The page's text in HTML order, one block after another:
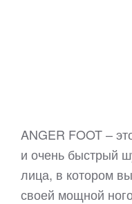
ANGER FOOT –
и очень быстрый
лица, в котором
своей мощной